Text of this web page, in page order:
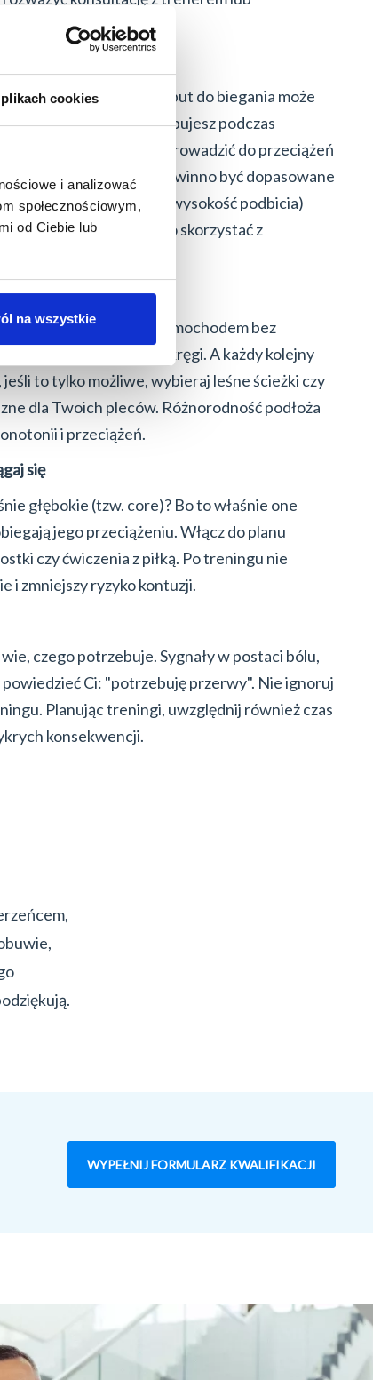
cookies
i analizować
społecznościowym,
od Ciebie lub
na wszystkie
błędy.
Co więcej, nie każdy but do biegania może
którego potrzebujesz podczas
w tej kwestii może prowadzić do przeciążeń
Obuwie biegowe powinno być dopasowane
ale też jej szerokość i wysokość podbicia)
amortyzację. Warto skorzystać z
tak, jak jazda samochodem bez
wstrząsy prosto w kręgi. A każdy kolejny
to tylko możliwe, wybieraj leśne ścieżki czy
dla Twoich pleców. Różnorodność podłoża
i przeciążeń.
się
głębokie (tzw. core)? Bo to właśnie one
jego przeciążeniu. Włącz do planu
czy ćwiczenia z piłką. Po treningu nie
i zmniejszy ryzyko kontuzji.
czego potrzebuje. Sygnały w postaci bólu,
Ci: "potrzebuję przerwy". Nie ignoruj
Planując treningi, uwzględnij również czas
konsekwencji.
WYPEŁNIJ FORMULARZ KWALIFIKACJI